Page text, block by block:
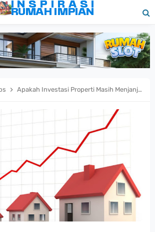
Apakah Investasi Properti Masih Menjanjikan di Tahun Ini?